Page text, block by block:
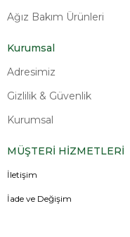
Ağız Bakım Ürünleri
Kurumsal
Adresimiz
Gizlilik & Güvenlik
Kurumsal
MÜŞTERİ HİZMETLERİ
İletişim
İade ve Değişim